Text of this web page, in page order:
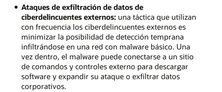
Ataques de exfiltración de datos de
ciberdelincuentes externos:una táctica que utilizan
con frecuencia los ciberdelincuentes externos es
minimizar la posibilidad de detección temprana
infiltrándose en una red con malware básico. Una
vez dentro, el malware puede conectarse a un sitio
de comandos y controles externo para descargar
software y expandir su ataque o exfiltrar datos
corporativos.